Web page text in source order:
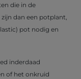
die in de
dan een potplant,
pot nodig en
inderdaad
of het onkruid